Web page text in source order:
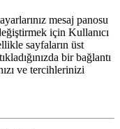
mesaj panosu
için Kullanıcı
sayfaların üst
bir bağlantı
ve tercihlerinizi